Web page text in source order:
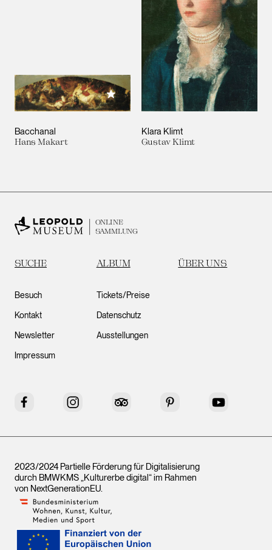
Bacchanal
Hans Makart
Meiner Sammlung hinzufügen
Klara Klimt
Gustav Klimt
ONLINE
SAMMLUNG
SUCHE ALBUM ÜBER UNS
Besuch
Kontakt
Newsletter
Impressum
Tickets/Preise
Datenschutz
Ausstellungen
Facebook Instagram Tripadvisor Pinterest YouTube
2023/2024 Partielle Förderung für Digitalisierung
durch BMWKMS „Kulturerbe digital“ im Rahmen
von NextGenerationEU.